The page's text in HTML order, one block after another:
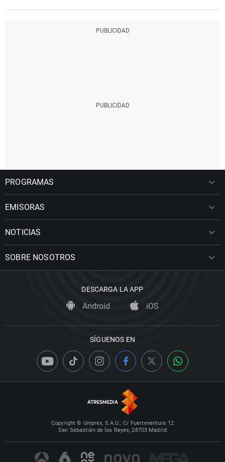
PROGRAMAS
EMISORAS
NOTICIAS
SOBRE NOSOTROS
DESCARGA LA APP
Android iOS
SÍGUENOS EN
Copyright © Uniprex, S.A.U., C/ Fuerteventura 12
San Sebastián de los Reyes, 28703 Madrid